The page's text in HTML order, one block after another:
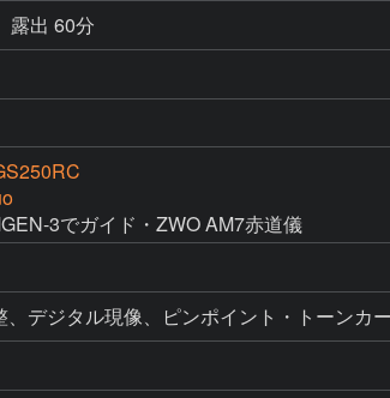
露出 60分
3でガイド・ZWO AM7赤道儀
デジタル現像、ピンポイント・トーンカ